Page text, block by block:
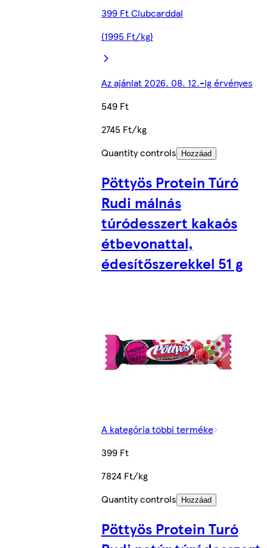
399 Ft Clubcarddal
(1995 Ft/kg)
Az ajánlat 2026. 08. 12.-ig érvényes
549 Ft
2745 Ft/kg
Quantity controls
Hozzáad
Pöttyös Protein Túró
Rudi málnás
túródesszert kakaós
étbevonattal,
édesítőszerekkel 51 g
A kategória többi terméke
399 Ft
7824 Ft/kg
Quantity controls
Hozzáad
Pöttyös Protein Turó